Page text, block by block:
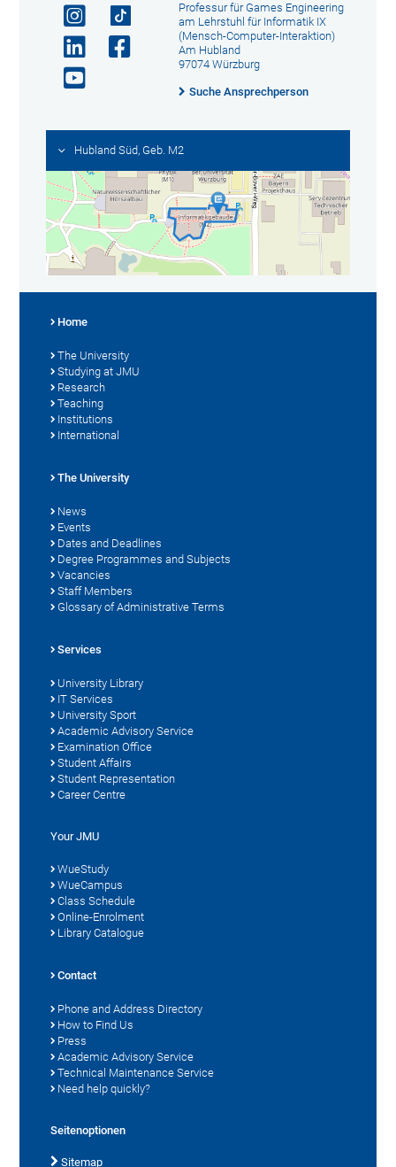
Professur für Games Engineering
am Lehrstuhl für Informatik IX
(Mensch-Computer-Interaktion)
Am Hubland
97074 Würzburg
Suche Ansprechperson
Hubland Süd, Geb. M2
Home
The University
Studying at JMU
Research
Teaching
Institutions
International
The University
News
Events
Dates and Deadlines
Degree Programmes and Subjects
Vacancies
Staff Members
Glossary of Administrative Terms
Services
University Library
IT Services
University Sport
Academic Advisory Service
Examination Office
Student Affairs
Student Representation
Career Centre
Your JMU
WueStudy
WueCampus
Class Schedule
Online-Enrolment
Library Catalogue
Contact
Phone and Address Directory
How to Find Us
Press
Academic Advisory Service
Technical Maintenance Service
Need help quickly?
Seitenoptionen
Sitemap